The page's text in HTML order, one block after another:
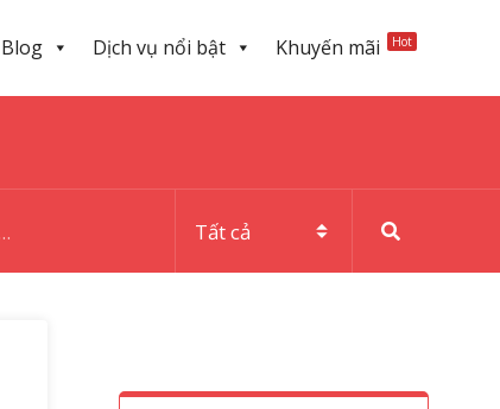
Blog Dịch vụ nổi bật Khuyến mãi Hot